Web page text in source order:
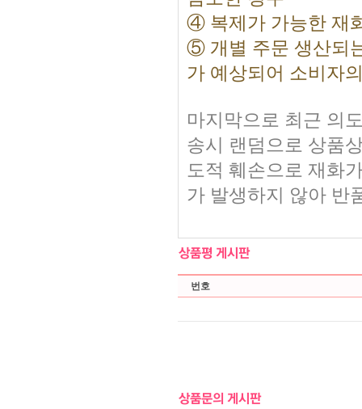
④ 복제가 가능한 재
⑤ 개별 주문 생산되
가 예상되어 소비자
마지막으로 최근 의
송시 랜덤으로 상품
도적 훼손으로 재화
가 발생하지 않아 반